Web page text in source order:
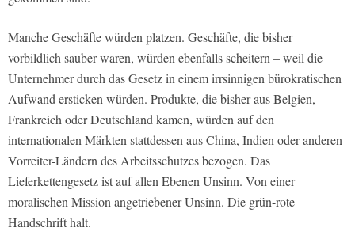
Manche Geschäfte würden platzen. Geschäfte, die bisher
vorbildlich sauber waren, würden ebenfalls scheitern – weil die
Unternehmer durch das Gesetz in einem irrsinnigen bürokratischen
Aufwand ersticken würden. Produkte, die bisher aus Belgien,
Frankreich oder Deutschland kamen, würden auf den
internationalen Märkten stattdessen aus China, Indien oder anderen
Vorreiter-Ländern des Arbeitsschutzes bezogen. Das
Lieferkettengesetz ist auf allen Ebenen Unsinn. Von einer
moralischen Mission angetriebener Unsinn. Die grün-rote
Handschrift halt.